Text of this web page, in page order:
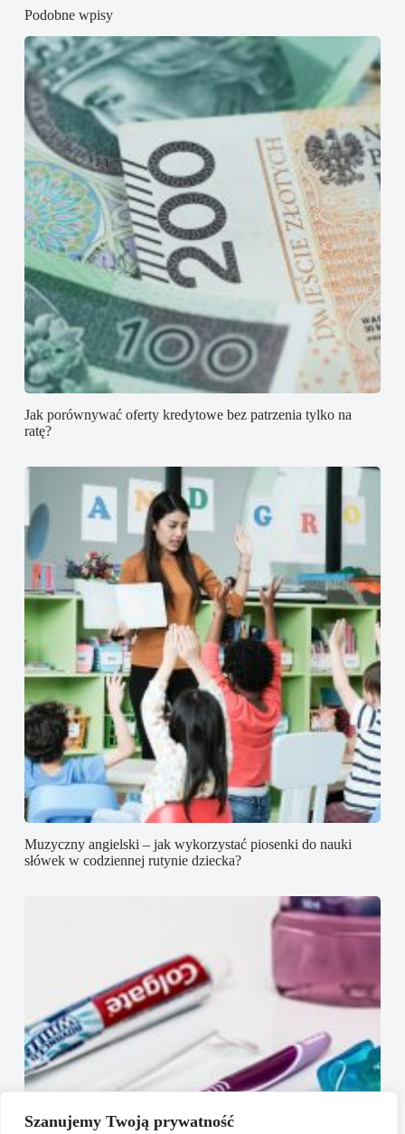
Szanujemy Twoją prywatność
Podobne wpisy
Jak porównywać oferty kredytowe bez patrzenia tylko na
ratę?
Muzyczny angielski – jak wykorzystać piosenki do nauki
słówek w codziennej rutynie dziecka?